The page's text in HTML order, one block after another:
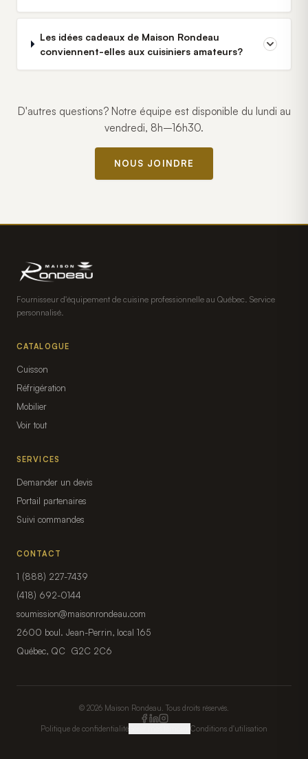
Les idées cadeaux de Maison Rondeau
conviennent-elles aux cuisiniers amateurs?
D'autres questions? Notre équipe est disponible du lundi au
vendredi, 8h–16h30.
NOUS JOINDRE
Fournisseur d'équipement de cuisine professionnelle au Québec. Service
personnalisé.
CATALOGUE
Cuisson
Réfrigération
Mobilier
Voir tout
SERVICES
Demander un devis
Portail partenaires
Suivi commandes
CONTACT
1 (888) 227-7439
(418) 692-0144
soumission@maisonrondeau.com
2600 boul. Jean-Perrin, local 165
Québec, QC G2C 2C6
© 2026 Maison Rondeau. Tous droits réservés.
Politique de confidentialité Conditions d'utilisation